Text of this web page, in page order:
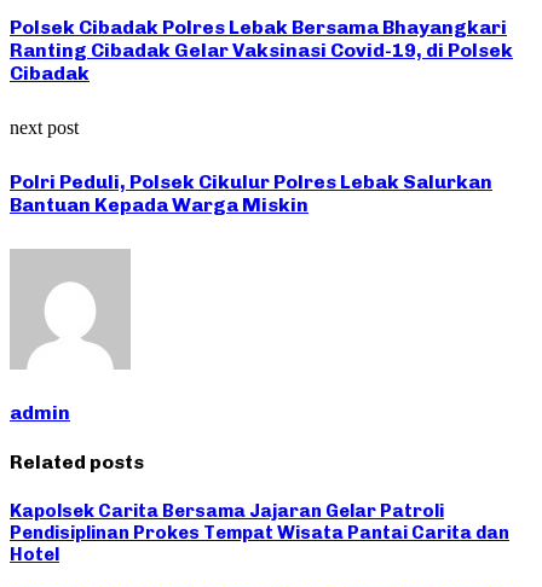
Polsek Cibadak Polres Lebak Bersama Bhayangkari
Ranting Cibadak Gelar Vaksinasi Covid-19, di Polsek
Cibadak
next post
Polri Peduli, Polsek Cikulur Polres Lebak Salurkan
Bantuan Kepada Warga Miskin
admin
Related posts
Kapolsek Carita Bersama Jajaran Gelar Patroli
Pendisiplinan Prokes Tempat Wisata Pantai Carita dan
Hotel